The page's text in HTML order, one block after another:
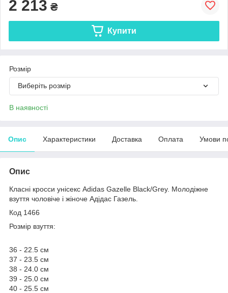
2 213 ₴
Купити
Розмір
Виберіть розмір
В наявності
Опис Характеристики Доставка Оплата Умови
Опис
Класні кросси унісекс Adidas Gazelle Black/Grey. Молодіжне
взуття чоловіче і жіноче Адідас Газель.
Код 1466
Розмір взуття:
36 - 22.5 см
37 - 23.5 см
38 - 24.0 см
39 - 25.0 см
40 - 25.5 см